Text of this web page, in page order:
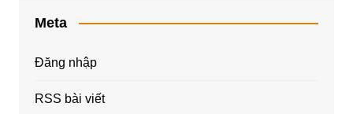
Meta
Đăng nhập
RSS bài viết